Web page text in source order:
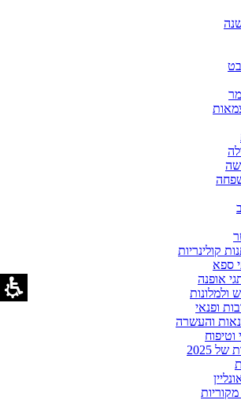
קולינריות
ספא
אופנה
ולמלונות
ופנאי
והעשרה
וטיפוח
2025